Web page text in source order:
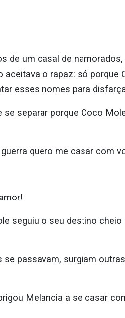
de um casal de
o rapaz: só porque
esses nomes para
separar porque Coco
quero me casar com
seguiu o seu destino
passavam, surgiam
Melancia a se casar